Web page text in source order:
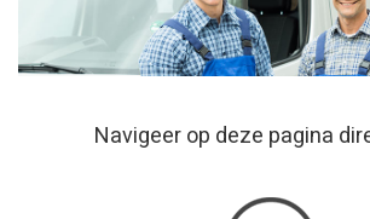
Navigeer op deze pagina